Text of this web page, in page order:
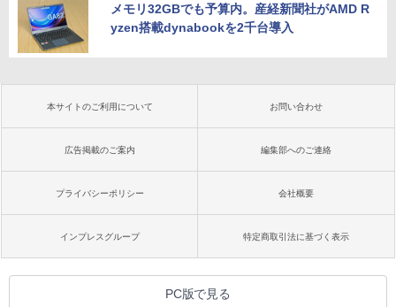
メモリ32GBでも予算内。産経新聞社がAMD R
yzen搭載dynabookを2千台導入
本サイトのご利用について お問い合わせ
広告掲載のご案内 編集部へのご連絡
プライバシーポリシー 会社概要
インプレスグループ 特定商取引法に基づく表示
PC版で見る